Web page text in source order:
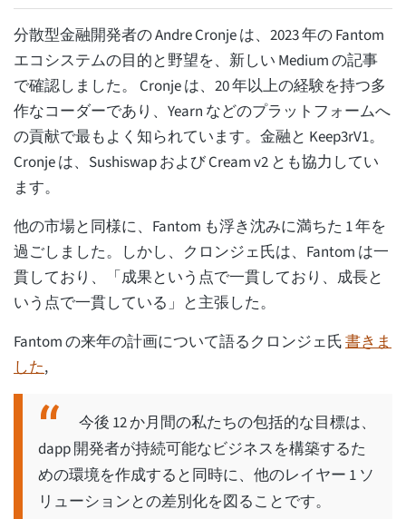
分散型金融開発者の Andre Cronje は、2023 年の Fantom
エコシステムの目的と野望を、新しい Medium の記事
で確認しました。 Cronje は、20 年以上の経験を持つ多
作なコーダーであり、Yearn などのプラットフォームへ
の貢献で最もよく知られています。金融と Keep3rV1。
Cronje は、Sushiswap および Cream v2 とも協力してい
ます。
他の市場と同様に、Fantom も浮き沈みに満ちた 1 年を
過ごしました。しかし、クロンジェ氏は、Fantom は一
貫しており、「成果という点で一貫しており、成長と
いう点で一貫している」と主張した。
Fantom の来年の計画について語るクロンジェ氏書きま
した,
今後 12 か月間の私たちの包括的な目標は、
dapp 開発者が持続可能なビジネスを構築するた
めの環境を作成すると同時に、他のレイヤー 1 ソ
リューションとの差別化を図ることです。